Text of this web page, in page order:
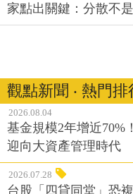
家點出關鍵：分散不
觀點新聞 ‧ 熱門排
2026.08.04
基金規模2年增近70%
迎向大資產管理時代
2026.07.28
台股「四貸同堂」恐